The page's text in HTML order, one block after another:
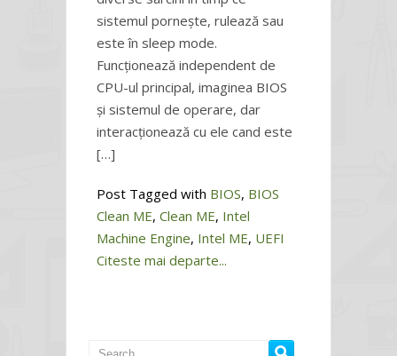
sistemul pornește, rulează sau
este în sleep mode.
Funcționează independent de
CPU-ul principal, imaginea BIOS
și sistemul de operare, dar
interacționează cu ele cand este
[…]
Post Tagged with BIOS, BIOS
Clean ME, Clean ME, Intel
Machine Engine, Intel ME, UEFI
Citeste mai departe...